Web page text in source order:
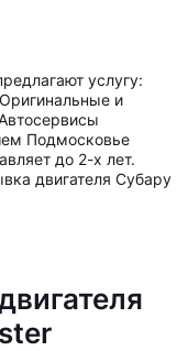
услугу:
и
Подмосковье
до 2-х лет.
двигателя Субару